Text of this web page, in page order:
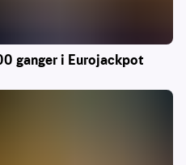
ganger i Eurojackpot